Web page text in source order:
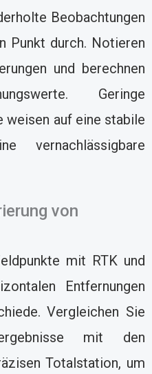
Beobachtungen
Punkt durch. Notieren
und berechnen
Geringe
weisen auf eine stabile
vernachlässigbare
von
mit RTK und
Entfernungen
Vergleichen Sie
mit den
Totalstation, um